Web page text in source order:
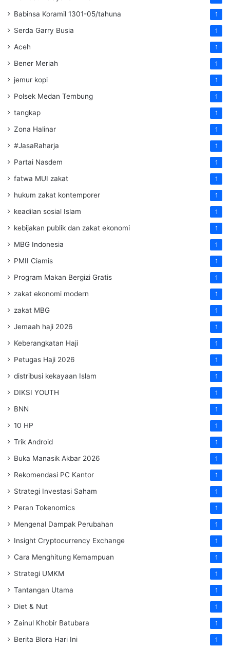
Babinsa Koramil 1301-05/tahuna 1
Serda Garry Busia 1
Aceh 1
Bener Meriah 1
jemur kopi 1
Polsek Medan Tembung 1
tangkap 1
Zona Halinar 1
#JasaRaharja 1
Partai Nasdem 1
fatwa MUI zakat 1
hukum zakat kontemporer 1
keadilan sosial Islam 1
kebijakan publik dan zakat ekonomi 1
MBG Indonesia 1
PMII Ciamis 1
Program Makan Bergizi Gratis 1
zakat ekonomi modern 1
zakat MBG 1
Jemaah haji 2026 1
Keberangkatan Haji 1
Petugas Haji 2026 1
distribusi kekayaan Islam 1
DIKSI YOUTH 1
BNN 1
10 HP 1
Trik Android 1
Buka Manasik Akbar 2026 1
Rekomendasi PC Kantor 1
Strategi Investasi Saham 1
Peran Tokenomics 1
Mengenal Dampak Perubahan 1
Insight Cryptocurrency Exchange 1
Cara Menghitung Kemampuan 1
Strategi UMKM 1
Tantangan Utama 1
Diet & Nut 1
Zainul Khobir Batubara 1
Berita Blora Hari Ini 1